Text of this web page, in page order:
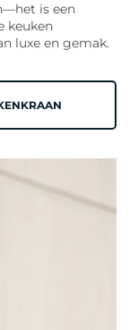
is een
keuken
luxe en gemak.